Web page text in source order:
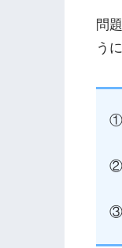
問
う
①
②
③